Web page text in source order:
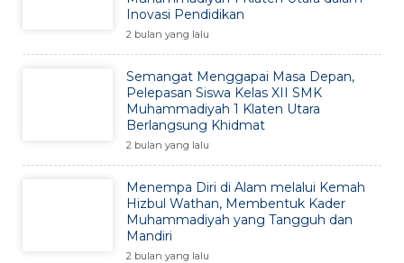
Inovasi Pendidikan
2 bulan yang lalu
Semangat Menggapai Masa Depan,
Pelepasan Siswa Kelas XII SMK
Muhammadiyah 1 Klaten Utara
Berlangsung Khidmat
2 bulan yang lalu
Menempa Diri di Alam melalui Kemah
Hizbul Wathan, Membentuk Kader
Muhammadiyah yang Tangguh dan
Mandiri
2 bulan yang lalu